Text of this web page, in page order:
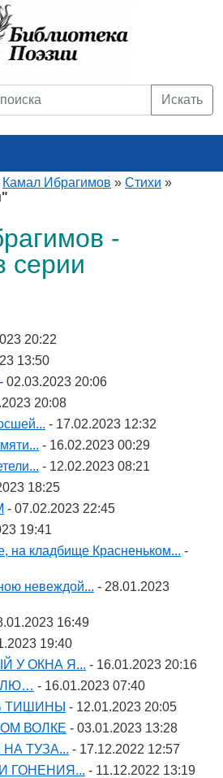
Искать
Камал Ибрагимов » Стихи »
-
серии
20:22
13:50
- 02.03.2023 20:06
20:08
- 17.02.2023 12:32
- 16.02.2023 00:29
- 12.02.2023 08:21
18:25
- 07.02.2023 22:45
19:41
на кладбище Красненьком... -
невеждой... - 28.01.2023
16:49
19:40
У ОКНА Я... - 16.01.2023 20:16
- 16.01.2023 07:40
ТИШИНЫ - 12.01.2023 20:05
ВОЛКЕ - 03.01.2023 13:28
ТУЗА... - 17.12.2022 12:57
ГОНЕНИЯ... - 11.12.2022 13:19